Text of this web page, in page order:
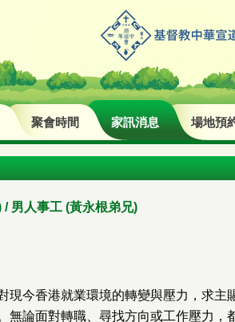
聚會時間 家訊消息 場地預
男人事工 (黃永根弟兄)
現今香港就業環境的轉變與壓力，求
無論面對轉職、尋找方向或工作壓力，